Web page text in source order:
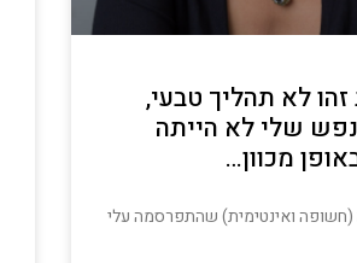
לא תהליך טבעי,
שלי לא הייתה
מכוון…
(חשופה ואינטימית) שהתפרסמה עלי